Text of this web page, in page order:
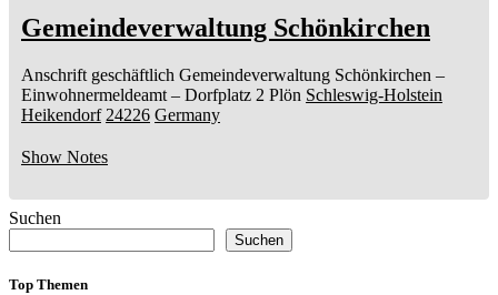
Gemeindeverwaltung Schönkirchen
Anschrift geschäftlich Gemeindeverwaltung Schönkirchen –
Einwohnermeldeamt – Dorfplatz 2 Plön Schleswig-Holstein
Heikendorf 24226 Germany
Show Notes
Suchen
Suchen
Top Themen